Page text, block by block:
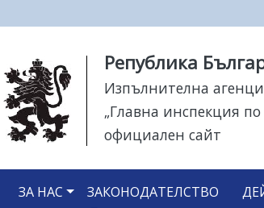
обърнете
внимание:
Този
уебсайт
със
система
Република
Изпълнителна
„Главна инспекция по
официален сайт
ЗА НАС ЗАКОНОДАТЕЛСТВО